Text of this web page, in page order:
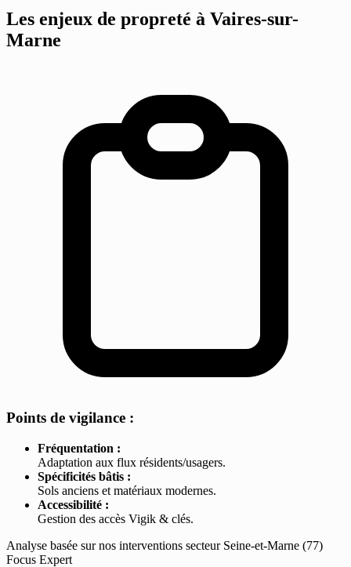
Les enjeux de propreté à Vaires-sur-
Marne
Points de vigilance :
Fréquentation :
Adaptation aux flux résidents/usagers.
Spécificités bâtis :
Sols anciens et matériaux modernes.
Accessibilité :
Gestion des accès Vigik & clés.
Analyse basée sur nos interventions secteur Seine-et-Marne (77)
Focus Expert